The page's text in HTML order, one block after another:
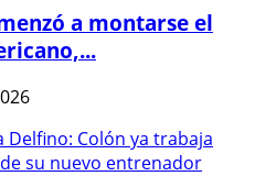
a montarse el